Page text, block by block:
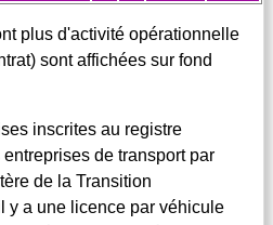
plus d'activité opérationnelle
sont affichées sur fond
inscrites au registre
de transport par
de la Transition
y a une licence par véhicule